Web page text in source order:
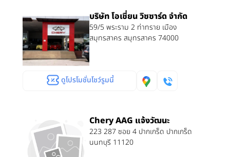
บริษัท โอเชี่ยน วิซซาร์ด จำกัด
59/5 พระราม 2 ท่าทราย เมือง
สมุทรสาคร สมุทรสาคร 74000
ดูโปรโมชั่นโชว์รูมนี้
Chery AAG แจ้งวัฒนะ
223 287 ซอย 4 ปากเกร็ด ปากเกร็ด
นนทบุรี 11120